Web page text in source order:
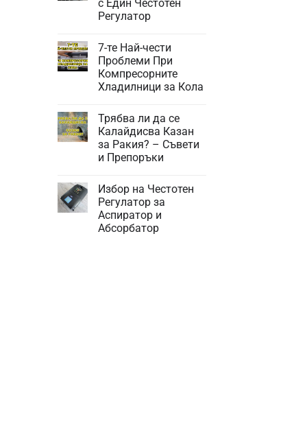
си
Покупка
на
Кола?
с Един Честотен
Регулатор
за
Управление
на
Няколко
Двигателя
с
Регулатор
7-те Най-чести
Проблеми При
Компресорните
Хладилници за Кола
7-
те
Най-
чести
Проблеми
Хладилници
за
Кола
Трябва ли да се
Калайдисва Казан
за Ракия? – Съвети
и Препоръки
за
Трябва
ли
да
се
Калайдисва
Избор на Честотен
Регулатор за
Аспиратор и
Абсорбатор